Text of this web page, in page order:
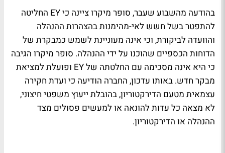
בהודעה מהשבוע שעבר, סופר מיקרו ציינה כי EY החליטה
להתפטר בשל חשש לאי-מהימנות בהצהרות ההנהלה
והוועדה לביקורת, וכי אינה מעוניינת לשמש כמבקרת של
הדוחות הכספיים שהוכנו על ידי ההנהלה. סופר מיקרו הגיבה
כי היא אינה מסכימה עם החלטתה של EY ופועלת למציאת
מבקר חדש. באותו עדכון, החברה הודיעה כי ועדת חקירה
עצמאית מטעם הדירקטוריון, בהובלת ייעוץ משפטי חיצוני,
לא מצאה כל עדות להונאה או למעשים פסולים מצד
ההנהלה או הדירקטוריון.